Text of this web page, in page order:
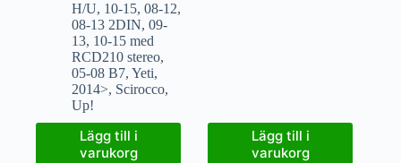
H/U, 10-15, 08-12,
08-13 2DIN, 09-
13, 10-15 med
RCD210 stereo,
05-08 B7, Yeti,
2014>, Scirocco,
Up!
Lägg till i
varukorg
Lägg till i
varukorg